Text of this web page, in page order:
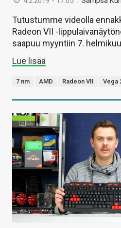
Tutustumme videolla
Radeon VII -
saapuu myyntiin 7.
Lue lisää
7 nm AMD Radeon VII Vega